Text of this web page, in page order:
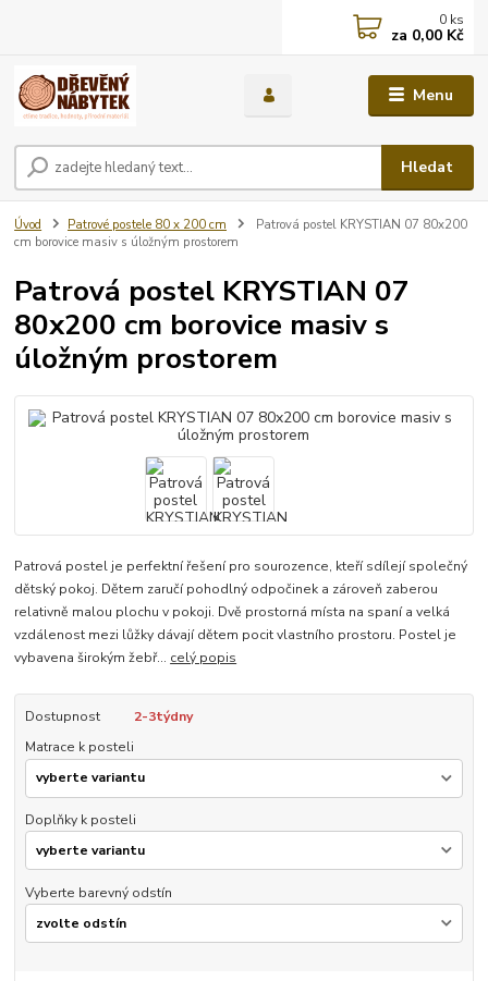
Menu
Hledat
0 ks
za 0,00 Kč
Úvod Patrové postele 80 x 200 cm
Patrová postel KRYSTIAN 07 80x200
cm borovice masiv s úložným prostorem
Patrová postel KRYSTIAN 07
80x200 cm borovice masiv s
úložným prostorem
Patrová postel je perfektní řešení pro sourozence, kteří sdílejí společný
dětský pokoj. Dětem zaručí pohodlný odpočinek a zároveň zaberou
relativně malou plochu v pokoji. Dvě prostorná místa na spaní a velká
vzdálenost mezi lůžky dávají dětem pocit vlastního prostoru. Postel je
vybavena širokým žebř... celý popis
Dostupnost
2-3týdny
Matrace k posteli
Doplňky k posteli
Vyberte barevný odstín